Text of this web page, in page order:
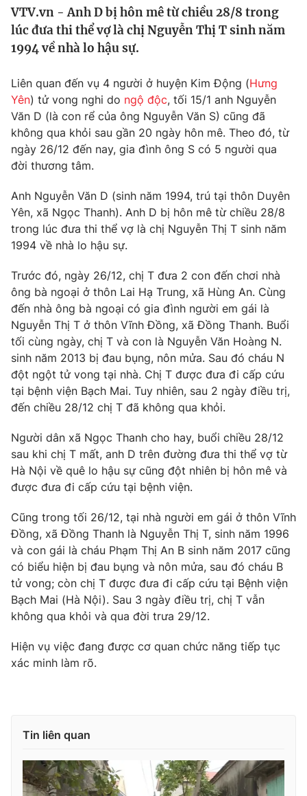
Thế giới
Thế giới đó đây
Câu chuyện quốc tế
Kinh tế
Tài chính
Thị trường
Góc doanh nghiệp
Dữ liệu và đời sống
Truyền hình
Hậu trường
Nhân vật
Giải sao mai
Giải trí
Điện ảnh
Âm nhạc
Sao
Đời sống
Làm đẹp
Chất lượng cuộc sống
Giáo dục
Tuyển sinh
Học trực tuyến
Công nghệ
Hitech Công nghệ tương lai
Sản phẩm
Thị trường
Giao lưu trực tuyến
Lịch phát sóng
Chuyên mục khác
Emagazine Podcast
Photo Infographic
Video Shorts video
VTV Money VTV Thể thao
Thị trường 24h
Liên hệ tòa soạn English
VTV.vn - Anh D bị hôn mê từ chiều 28/8 trong
lúc đưa thi thể vợ là chị Nguyễn Thị T sinh năm
1994 về nhà lo hậu sự.
Liên quan đến vụ 4 người ở huyện Kim Động (Hưng
Yên) tử vong nghi do ngộ độc, tối 15/1 anh Nguyễn
Văn D (là con rể của ông Nguyễn Văn S) cũng đã
không qua khỏi sau gần 20 ngày hôn mê. Theo đó, từ
ngày 26/12 đến nay, gia đình ông S có 5 người qua
đời thương tâm.
Anh Nguyễn Văn D (sinh năm 1994, trú tại thôn Duyên
Yên, xã Ngọc Thanh). Anh D bị hôn mê từ chiều 28/8
trong lúc đưa thi thể vợ là chị Nguyễn Thị T sinh năm
1994 về nhà lo hậu sự.
Trước đó, ngày 26/12, chị T đưa 2 con đến chơi nhà
ông bà ngoại ở thôn Lai Hạ Trung, xã Hùng An. Cùng
đến nhà ông bà ngoại có gia đình người em gái là
Nguyễn Thị T ở thôn Vĩnh Đồng, xã Đồng Thanh. Buổi
tối cùng ngày, chị T và con là Nguyễn Văn Hoàng N.
sinh năm 2013 bị đau bụng, nôn mửa. Sau đó cháu N
đột ngột tử vong tại nhà. Chị T được đưa đi cấp cứu
tại bệnh viện Bạch Mai. Tuy nhiên, sau 2 ngày điều trị,
đến chiều 28/12 chị T đã không qua khỏi.
Người dân xã Ngọc Thanh cho hay, buổi chiều 28/12
sau khi chị T mất, anh D trên đường đưa thi thể vợ từ
Hà Nội về quê lo hậu sự cũng đột nhiên bị hôn mê và
được đưa đi cấp cứu tại bệnh viện.
Cũng trong tối 26/12, tại nhà người em gái ở thôn Vĩnh
Đồng, xã Đồng Thanh là Nguyễn Thị T, sinh năm 1996
và con gái là cháu Phạm Thị An B sinh năm 2017 cũng
có biểu hiện bị đau bụng và nôn mửa, sau đó cháu B
tử vong; còn chị T được đưa đi cấp cứu tại Bệnh viện
Bạch Mai (Hà Nội). Sau 3 ngày điều trị, chị T vẫn
không qua khỏi và qua đời trưa 29/12.
Hiện vụ việc đang được cơ quan chức năng tiếp tục
xác minh làm rõ.
Tin liên quan